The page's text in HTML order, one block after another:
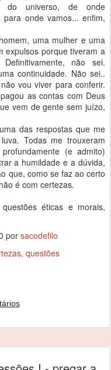
do universo, de onde
para onde vamos... enfim,
uma mulher e uma
expulsos porque tiveram a
não sei.
continuidade. Não sei..
vou viver para conferir.
as contas com Deus
vem de gente sem juízo,
das respostas que me
Todas me trouxeram
(e admito)
a humildade e a dúvida,
que, como se faz ao certo
é com certezas.
éticas e morais,
por sacodefilo
questões